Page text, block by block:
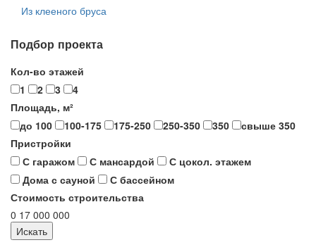
Из клееного бруса
Подбор проекта
Кол-во этажей
1
2 3
4
Площадь, м²
до 100
100-175 175-250 250-350 350
свыше 350
Пристройки
С гаражом
С мансардой
С цокол. этажем
Дома с сауной
С бассейном
Стоимость строительства
0 17 000 000